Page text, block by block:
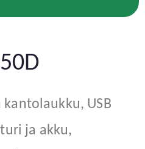
USB
ja akku,